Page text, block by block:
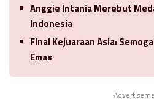
Anggie Intania Merebut
Indonesia
Final Kejuaraan Asia:
Emas